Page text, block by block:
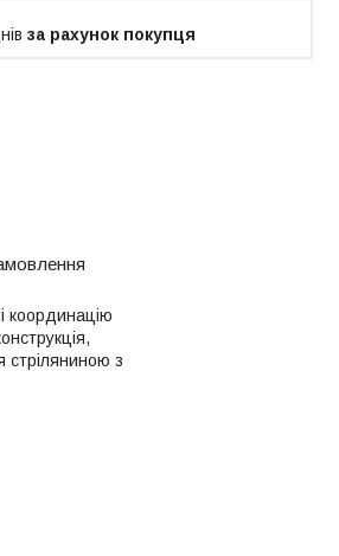
за рахунок покупця
координацію
стріляниною з